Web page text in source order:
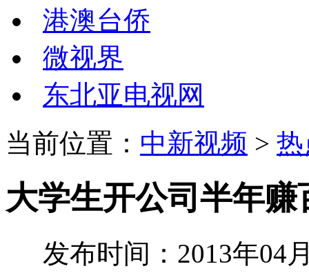
港澳台侨
微视界
东北亚电视网
当前位置： 中新视频 >
大学生开公司半年
发布时间：2013年04